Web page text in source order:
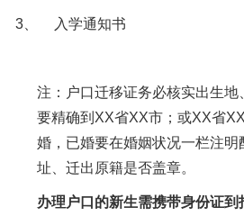
3、 入学通知书
注：户口迁移证务必核实出生
要精确到 XX省XX市；或XX省XX
婚，已婚要在婚姻状况一栏注明
址、迁出原籍是否盖章。
办理户口的新生需携带身份证